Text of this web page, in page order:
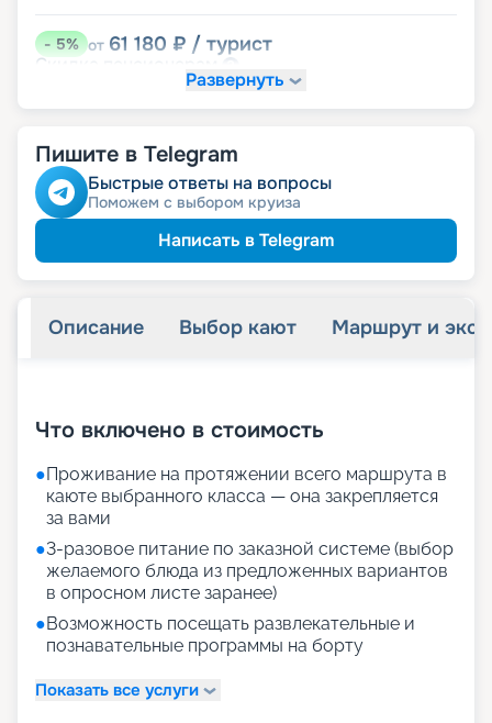
-5% от 61 180 ₽ / турист
Скидка
именинникамРазвернуть
Пишите в Telegram
Быстрые ответы на вопросы
Поможем с выбором круиза
Написать в Telegram
Описание Выбор кают Маршрут и
Что включено в стоимость
●Проживание на протяжении всего маршрута в
каюте выбранного класса — она закрепляется
за вами
●3-разовое питание по заказной системе (выбор
желаемого блюда из предложенных вариантов
в опросном листе заранее)
●Возможность посещать развлекательные и
познавательные программы на борту
Показать все услуги